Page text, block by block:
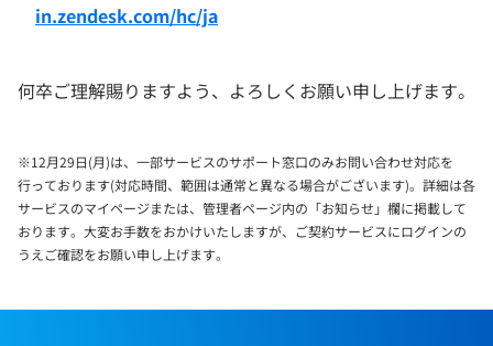
in.zendesk.com/hc/ja
何卒ご理解賜りますよう、よろしくお願い申し上げます。
※12月29日(月)は、一部サービスのサポート窓口のみお問い合わせ対応を
行っております(対応時間、範囲は通常と異なる場合がございます)。詳細は各
サービスのマイページまたは、管理者ページ内の「お知らせ」欄に掲載して
おります。大変お手数をおかけいたしますが、ご契約サービスにログインの
うえご確認をお願い申し上げます。